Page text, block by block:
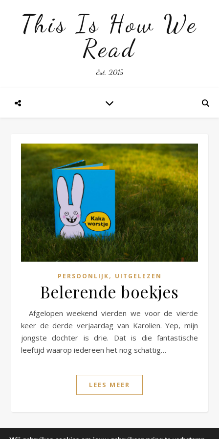
This Is How We
Read
Est. 2015
PERSOONLIJK, UITGELEZEN
Belerende boekjes
Afgelopen weekend vierden we voor de vierde
keer de derde verjaardag van Karolien. Yep, mijn
jongste dochter is drie. Dat is die fantastische
leeftijd waarop iedereen het nog schattig…
LEES MEER